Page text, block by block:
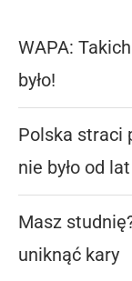
WAPA:
było!
Polska straci
nie było od lat
Masz
uniknąć kary